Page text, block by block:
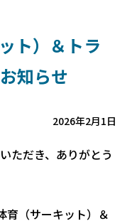
ト）＆トラ
知らせ
2026年2月1日
ただき、ありがとう
育（サーキット）＆